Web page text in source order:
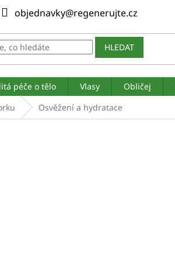
objednavky@regenerujte.cz
HLEDAT
péče o tělo Vlasy Obličej
Osvěžení a hydratace